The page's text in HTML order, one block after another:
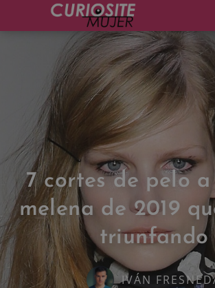
7 cortes de pelo
melena de 2019
triunfando
IVÁN